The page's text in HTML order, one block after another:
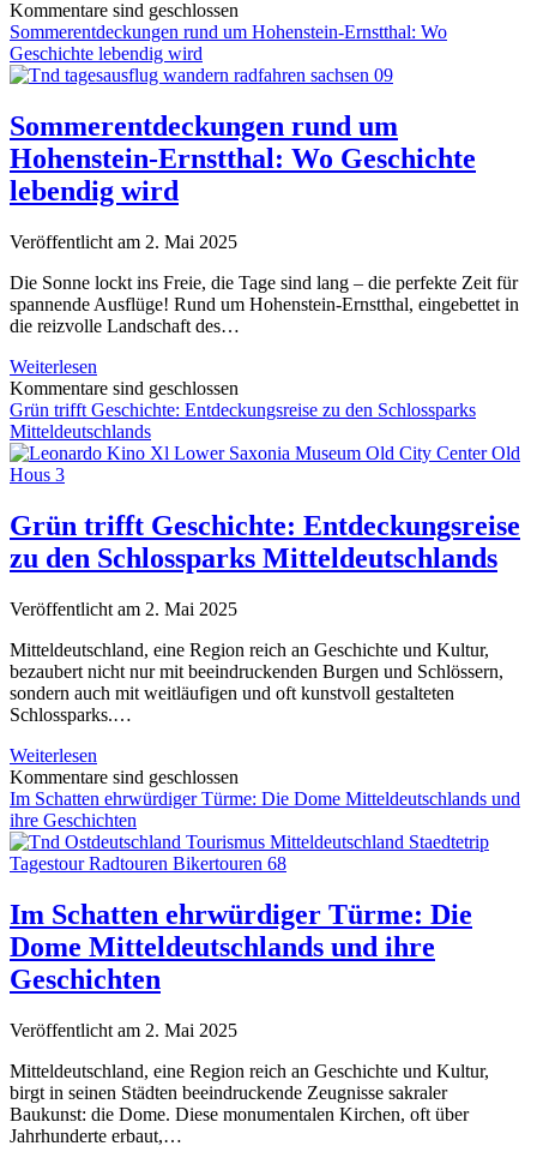
jenseits
des
Bosporus:
Dein
Kompass
für
Istanbul,
Asien
Kommentare sind geschlossen
Sommerentdeckungen rund um Hohenstein-Ernstthal: Wo
Geschichte lebendig wird
Sommerentdeckungen rund um
Hohenstein-Ernstthal: Wo Geschichte
lebendig wird
Veröffentlicht am 2. Mai 2025
Die Sonne lockt ins Freie, die Tage sind lang – die perfekte Zeit für
spannende Ausflüge! Rund um Hohenstein-Ernstthal, eingebettet in
die reizvolle Landschaft des…
Weiterlesen
rund
um
Hohenstein-
Ernstthal:
lebendig
wird
Kommentare sind geschlossen
Grün trifft Geschichte: Entdeckungsreise zu den Schlossparks
Mitteldeutschlands
Grün trifft Geschichte: Entdeckungsreise
zu den Schlossparks Mitteldeutschlands
Veröffentlicht am 2. Mai 2025
Mitteldeutschland, eine Region reich an Geschichte und Kultur,
bezaubert nicht nur mit beeindruckenden Burgen und Schlössern,
sondern auch mit weitläufigen und oft kunstvoll gestalteten
Schlossparks.…
Weiterlesen
trifft
Geschichte:
Entdeckungsreise
zu
den
Mitteldeutschlands
Kommentare sind geschlossen
Im Schatten ehrwürdiger Türme: Die Dome Mitteldeutschlands und
ihre Geschichten
Im Schatten ehrwürdiger Türme: Die
Dome Mitteldeutschlands und ihre
Geschichten
Veröffentlicht am 2. Mai 2025
Mitteldeutschland, eine Region reich an Geschichte und Kultur,
birgt in seinen Städten beeindruckende Zeugnisse sakraler
Baukunst: die Dome. Diese monumentalen Kirchen, oft über
Jahrhunderte erbaut,…